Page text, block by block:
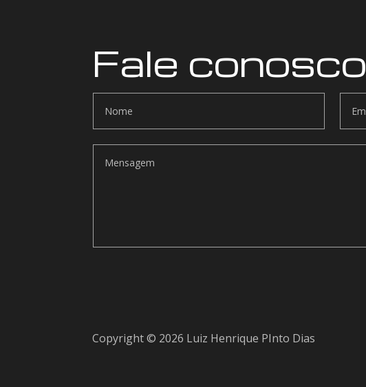
Fale conosco
Copyright © 2026 Luiz Henrique PInto Dias